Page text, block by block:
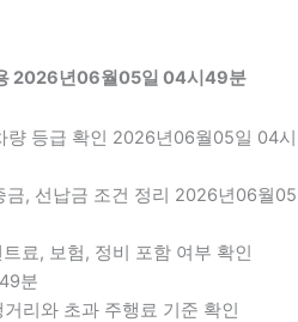
2026년06월05일 04시49분
량 등급 확인 2026년06월05일 04시
금, 선납금 조건 정리 2026년06월05
료, 보험, 정비 포함 여부 확인
분
리와 초과 주행료 기준 확인